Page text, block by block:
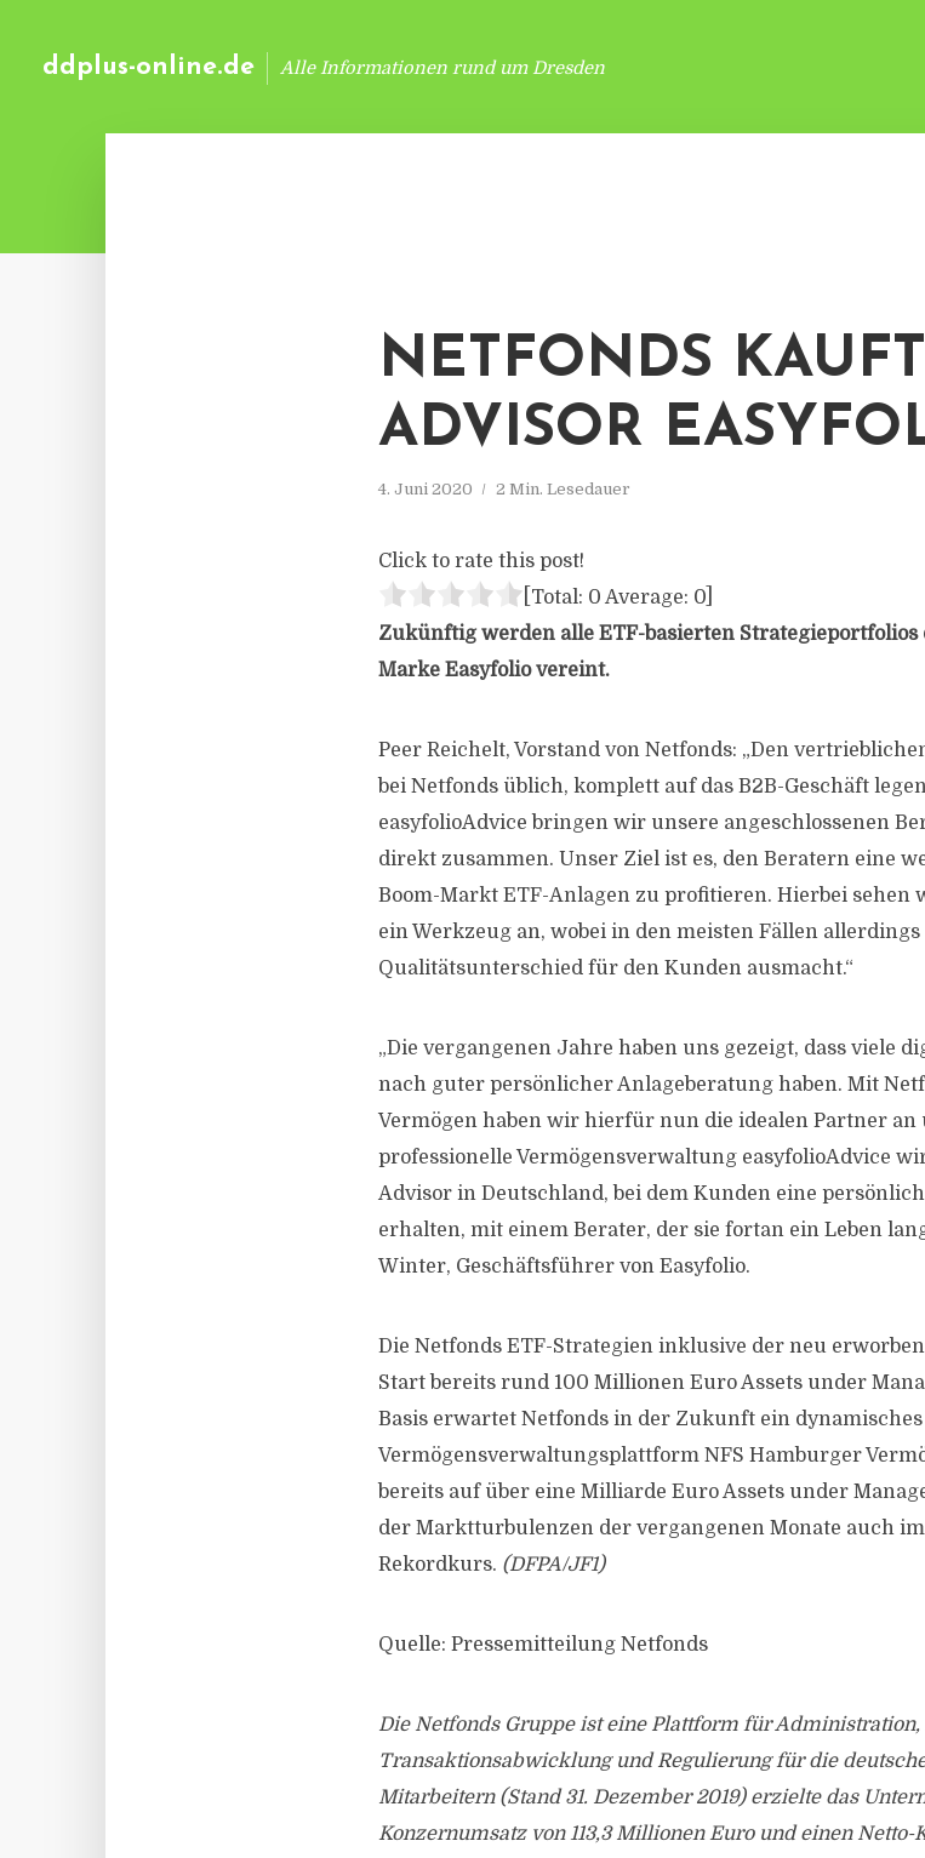
ddplus-online.de Alle Informationen rund um Dresden
NETFONDS
ADVISOR
4. Juni 2020 2 Min. Lesedauer
Click to rate this post!
[Total: 0 Average: 0
Zukünftig werden alle ETF-basierten
Marke Easyfolio vereint.
Peer Reichelt, Vorstand von Netfonds: „Den
bei Netfonds üblich, komplett auf das B2B-Geschäft
easyfolioAdvice bringen wir unsere angeschlossenen
direkt zusammen. Unser Ziel ist es, den Beratern eine
Boom-Markt ETF-Anlagen zu profitieren. Hierbei sehen
ein Werkzeug an, wobei in den meisten Fällen
Qualitätsunterschied für den Kunden ausmacht.“
„Die vergangenen Jahre haben uns gezeigt, dass viele
nach guter persönlicher Anlageberatung haben. Mit
Vermögen haben wir hierfür nun die idealen Partner an
professionelle Vermögensverwaltung easyfolioAdvice
Advisor in Deutschland, bei dem Kunden eine
erhalten, mit einem Berater, der sie fortan ein Leben
Winter, Geschäftsführer von Easyfolio.
Die Netfonds ETF-Strategien inklusive der neu
Start bereits rund 100 Millionen Euro Assets under
Basis erwartet Netfonds in der Zukunft ein dynamisches
Vermögensverwaltungsplattform NFS Hamburger
bereits auf über eine Milliarde Euro Assets under
der Marktturbulenzen der vergangenen Monate auch
Rekordkurs. (DFPA/JF1)
Quelle: Pressemitteilung Netfonds
Die Netfonds Gruppe ist eine Plattform für Administration,
Transaktionsabwicklung und Regulierung für die
Mitarbeitern (Stand 31. Dezember 2019) erzielte das
Konzernumsatz von 113,3 Millionen Euro und einen